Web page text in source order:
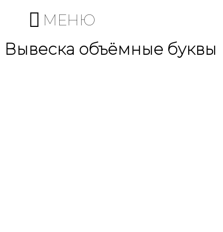
МЕНЮ
Вывеска объёмные буквы